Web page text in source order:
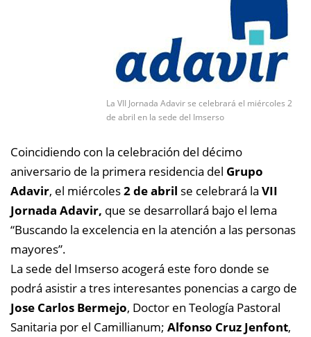
La VII Jornada Adavir se celebrará el miércoles 2
de abril en la sede del Imserso
Coincidiendo con la celebración del décimo
aniversario de la primera residencia del Grupo
Adavir, el miércoles2 de abril se celebrará la VII
Jornada Adavir, que se desarrollará bajo el lema
“Buscando la excelencia en la atención a las personas
mayores”.
La sede del Imserso acogerá este foro donde se
podrá asistir a tres interesantes ponencias a cargo de
Jose Carlos Bermejo, Doctor en Teología Pastoral
Sanitaria por el Camillianum; Alfonso Cruz Jenfont,